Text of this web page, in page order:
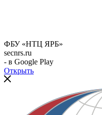
ФБУ «НТЦ ЯРБ»
secnrs.ru
- в Google Play
Открыть